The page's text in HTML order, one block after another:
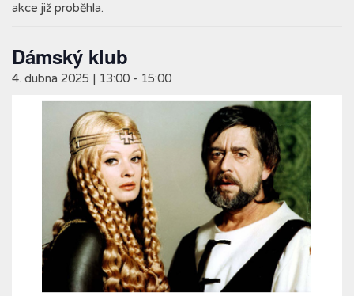
akce již proběhla.
Dámský klub
4. dubna 2025 | 13:00 - 15:00